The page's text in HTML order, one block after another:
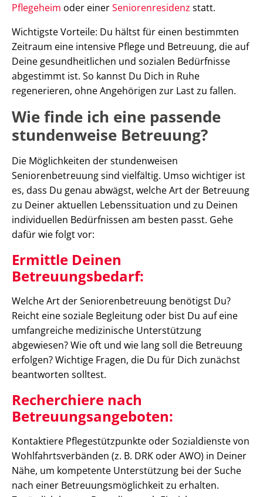
Pflegeheim oder einerSeniorenresidenz statt.
Wichtigste Vorteile: Du hältst für einen bestimmten
Zeitraum eine intensive Pflege und Betreuung, die auf
Deine gesundheitlichen und sozialen Bedürfnisse
abgestimmt ist. So kannst Du Dich in Ruhe
regenerieren, ohne Angehörigen zur Last zu fallen.
Wie finde ich eine passende
stundenweise Betreuung?
Die Möglichkeiten der stundenweisen
Seniorenbetreuung sind vielfältig. Umso wichtiger ist
es, dass Du genau abwägst, welche Art der Betreuung
zu Deiner aktuellen Lebenssituation und zu Deinen
individuellen Bedürfnissen am besten passt. Gehe
dafür wie folgt vor:
Ermittle Deinen
Betreuungsbedarf:
Welche Art der Seniorenbetreuung benötigst Du?
Reicht eine soziale Begleitung oder bist Du auf eine
umfangreiche medizinische Unterstützung
abgewiesen? Wie oft und wie lang soll die Betreuung
erfolgen? Wichtige Fragen, die Du für Dich zunächst
beantworten solltest.
Recherchiere nach
Betreuungsangeboten:
Kontaktiere Pflegestützpunkte oder Sozialdienste von
Wohlfahrtsverbänden (z. B. DRK oder AWO) in Deiner
Nähe, um kompetente Unterstützung bei der Suche
nach einer Betreuungsmöglichkeit zu erhalten.